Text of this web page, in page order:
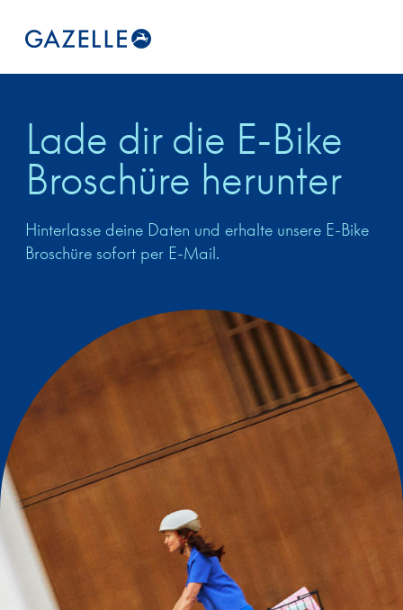
Lade dir die E-Bike
Broschüre herunter
Hinterlasse deine Daten und erhalte unsere E-Bike
Broschüre sofort per E-Mail.